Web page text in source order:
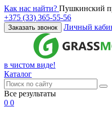
Как нас найти? Пушкинский
+375 (33) 365-55-56
Заказать звонок Личный
в чистом виде!
Каталог
Все результаты
0 0